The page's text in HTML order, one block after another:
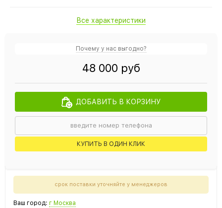
Все характеристики
Почему у нас выгодно?
48 000 руб
ДОБАВИТЬ В КОРЗИНУ
КУПИТЬ В ОДИН КЛИК
срок поставки уточняйте у менеджеров
Ваш город: г Москва